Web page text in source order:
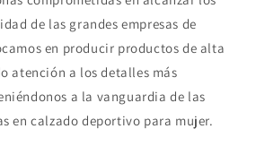
de las grandes empresas de
en producir productos de alta
atención a los detalles más
a la vanguardia de las
en calzado deportivo para mujer.